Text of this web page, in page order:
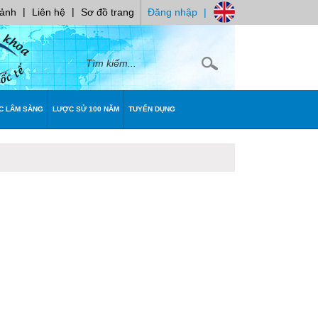
| Liên hệ | Sơ đồ trang Đăng nhập |
LÂM SÀNG LƯỢC SỬ 100 NĂM TUYỂN DỤNG